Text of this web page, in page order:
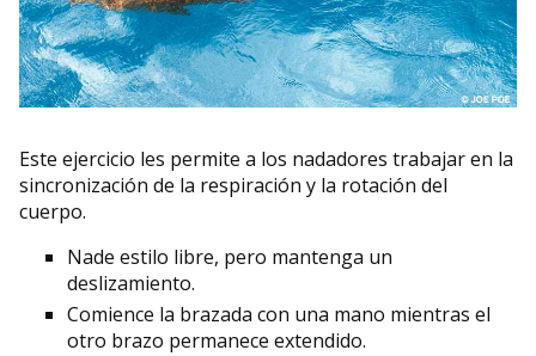
Este ejercicio les permite a los nadadores trabajar en la
sincronización de la respiración y la rotación del
cuerpo.
Nade estilo libre, pero mantenga un
deslizamiento.
Comience la brazada con una mano mientras el
otro brazo permanece extendido.